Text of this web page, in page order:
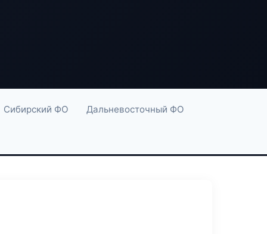
Сибирский ФО Дальневосточный ФО